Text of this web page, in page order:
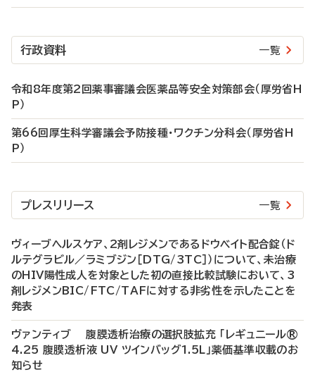
行政資料 一覧
令和8年度第2回薬事審議会医薬品等安全対策部会（厚労省H
P）
第66回厚生科学審議会予防接種・ワクチン分科会（厚労省H
P）
プレスリリース 一覧
ヴィーブヘルスケア、2剤レジメンであるドウベイト配合錠（ド
ルテグラビル／ラミブジン［DTG/3TC］）について、未治療
のHIV陽性成人を対象とした初の直接比較試験において、3
剤レジメンBIC/FTC/TAFに対する非劣性を示したことを
発表
ヴァンティブ 腹膜透析治療の選択肢拡充 「レギュニール®
4.25 腹膜透析液 UV ツインバッグ1.5L」薬価基準収載のお
知らせ